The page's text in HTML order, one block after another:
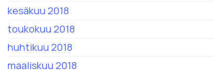
kesäkuu 2018
toukokuu 2018
huhtikuu 2018
maaliskuu 2018